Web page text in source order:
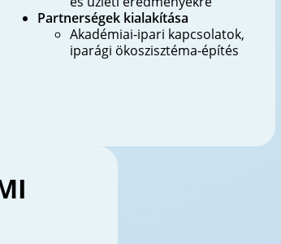
Partnerségek kialakítása
Akadémiai-ipari kapcsolatok,
iparági ökoszisztéma-építés